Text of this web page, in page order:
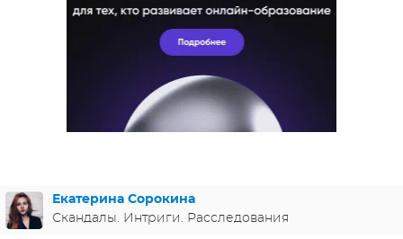
СВЕТСКИЕ НОВОСТИ
Екатерина Сорокина
Скандалы. Интриги. Расследования